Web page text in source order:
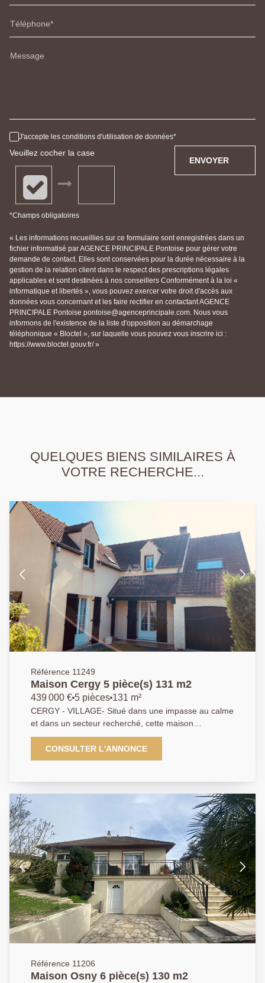
Téléphone
Message
J'accepte les conditions d'utilisation de données
Veuillez cocher la case
*Champs obligatoires
ENVOYER
« Les informations recueillies sur ce formulaire sont enregistrées dans un
fichier informatisé par AGENCE PRINCIPALE Pontoise pour gérer votre
demande de contact. Elles sont conservées pour la durée nécessaire à la
gestion de la relation client dans le respect des prescriptions légales
applicables et sont destinées à nos conseillers Conformément à la loi «
informatique et libertés », vous pouvez exercer votre droit d'accès aux
données vous concernant et les faire rectifier en contactant AGENCE
PRINCIPALE Pontoise pontoise@agenceprincipale.com. Nous vous
informons de l'existence de la liste d'opposition au démarchage
téléphonique « Bloctel », sur laquelle vous pouvez vous inscrire ici :
https://www.bloctel.gouv.fr/ »
QUELQUES BIENS SIMILAIRES À
VOTRE RECHERCHE...
Référence 11249
Maison Cergy 5 pièce(s) 131 m2
439 000 € 5 pièces 131 m²
CERGY - VILLAGE- Situé dans une impasse au calme
et dans un secteur recherché, cette maison
individuelle aux beaux volumes vous offre au rez-de-
chaussée une entrée avec rangements, un double
séjour lumineux avec cheminée donnant sur le jardin ,
l'étage vous trouverez 3 belles chambres dont une
suite parentale avec sa salle d'eau, une salle de bains
et un coin bureau. Un sous-sol total, un grenier et un
garage complètent ce bien. Une belle terrasse à
l'arrière de la maison donnant sur le jardin sans vis-à-
vis vous fera apprécier vos repas en extérieur. A
VISITER SANS TARDER ! DPE: E
CONSULTER L'ANNONCE
Référence 11206
Maison Osny 6 pièce(s) 130 m2